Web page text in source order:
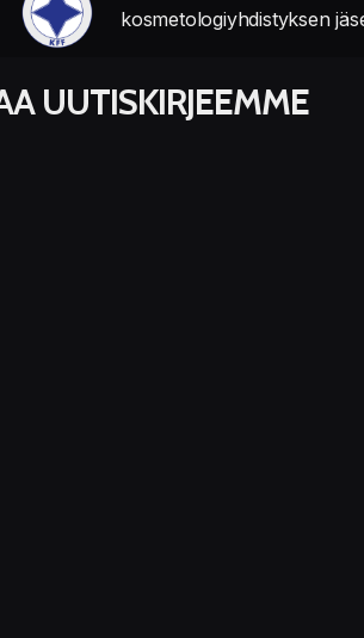
kosmetologiyhdistyksen
UUTISKIRJEEMME